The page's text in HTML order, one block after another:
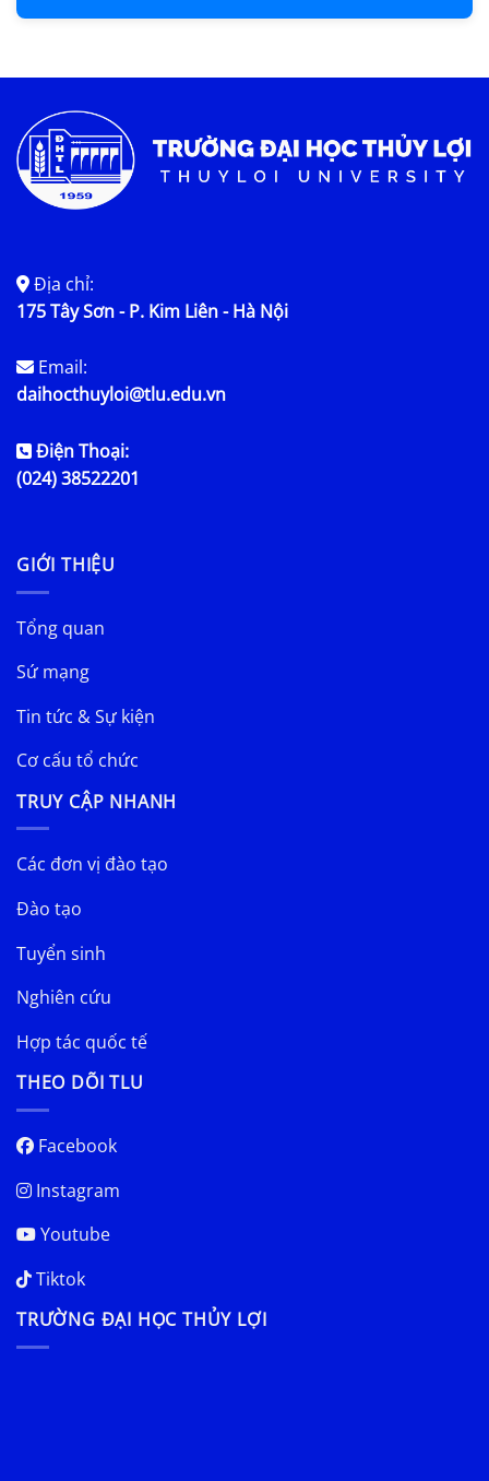
Địa chỉ:
175 Tây Sơn - P. Kim Liên - Hà Nội
Email:
daihocthuyloi@tlu.edu.vn
Điện Thoại:
(024) 38522201
GIỚI THIỆU
Tổng quan
Sứ mạng
Tin tức & Sự kiện
Cơ cấu tổ chức
TRUY CẬP NHANH
Các đơn vị đào tạo
Đào tạo
Tuyển sinh
Nghiên cứu
Hợp tác quốc tế
THEO DÕI TLU
Facebook
Instagram
Youtube
Tiktok
TRƯỜNG ĐẠI HỌC THỦY LỢI